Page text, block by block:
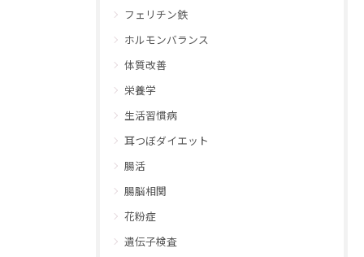
フェリチン鉄
ホルモンバランス
体質改善
栄養学
生活習慣病
耳つぼダイエット
腸活
腸脳相関
花粉症
遺伝子検査